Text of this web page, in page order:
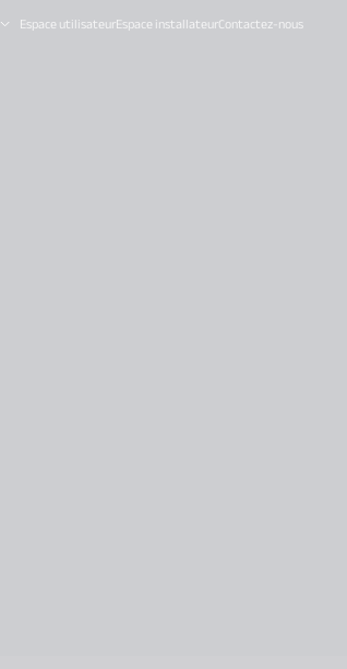
Espace utilisateurEspace installateurContactez-nous